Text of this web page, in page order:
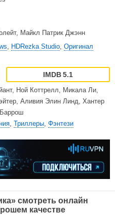
Майкл Патрик Джэнн
, HDRezka Studio, Оригинал
5.1
Ной Коттрелл, Микала Ли,
Аливия Элин Линд, Хантер
, Триллеры, Фэнтези
смотреть онлайн
качестве